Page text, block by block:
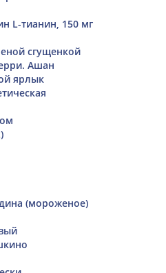
L-тианин, 150 мг
сгущенкой
Ашан
ярлык
(мороженое)